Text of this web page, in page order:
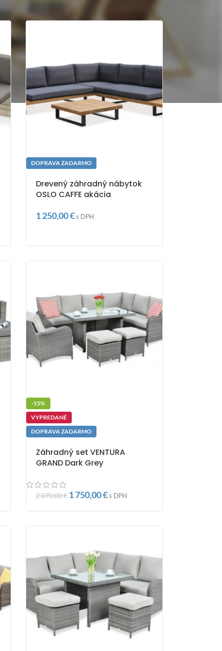
DOPRAVA ZADARMO
Drevený záhradný nábytok
OSLO CAFFE akácia
1 250,00€s DPH
-15%
VYPREDANÉ
DOPRAVA ZADARMO
Záhradný set VENTURA
GRAND Dark Grey
2 070,00€ 1 750,00€s DPH